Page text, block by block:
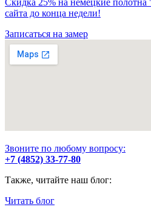
Скидка 25% на немецкие
сайта до конца недели!
Записаться на замер
Звоните по любому вопросу:
+7 (4852) 33-77-80
Также, читайте наш блог:
Читать блог